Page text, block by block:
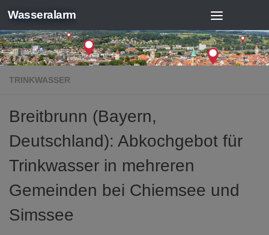
Zum Inhalt springen
Wasseralarm
TRINKWASSER
Breitbrunn (Bayern,
Deutschland): Abkochgebot für
Trinkwasser in mehreren
Gemeinden bei Chiemsee und
Simssee